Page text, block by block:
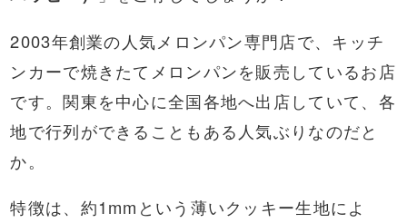
2003年創業の人気メロンパン専門店で、キッチ
ンカーで焼きたてメロンパンを販売しているお店
です。関東を中心に全国各地へ出店していて、各
地で行列ができることもある人気ぶりなのだと
か。
特徴は、約1mmという薄いクッキー生地によ